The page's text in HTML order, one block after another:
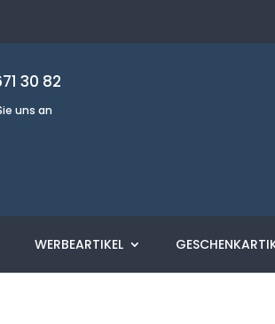
30 82
uns an
WERBEARTIKEL